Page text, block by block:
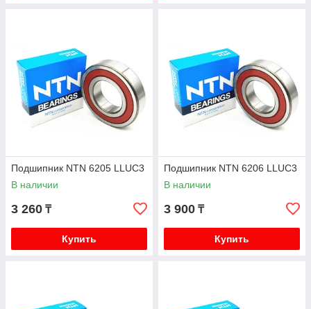
Подшипник NTN 6205 LLUC3
В наличии
3 260 ₸
Купить
Подшипник NTN 6206 LLUC3
В наличии
3 900 ₸
Купить